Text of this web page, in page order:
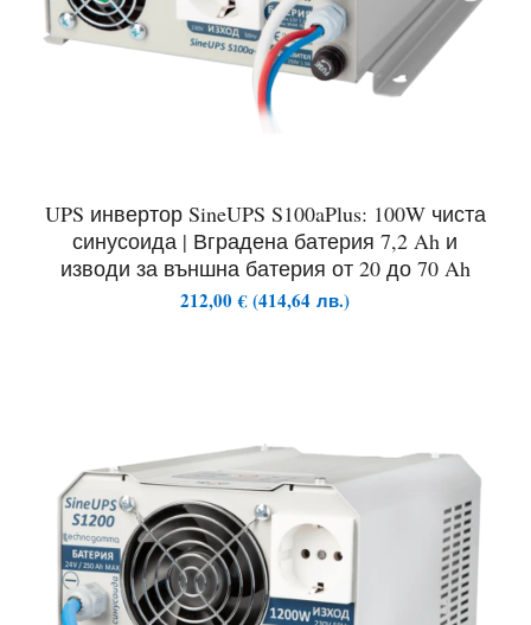
UPS инвертор SineUPS S100aPlus: 100W чиста
синусоида | Вградена батерия 7,2 Ah и
изводи за външна батерия от 20 до 70 Ah
212,00€ (414,64лв.)